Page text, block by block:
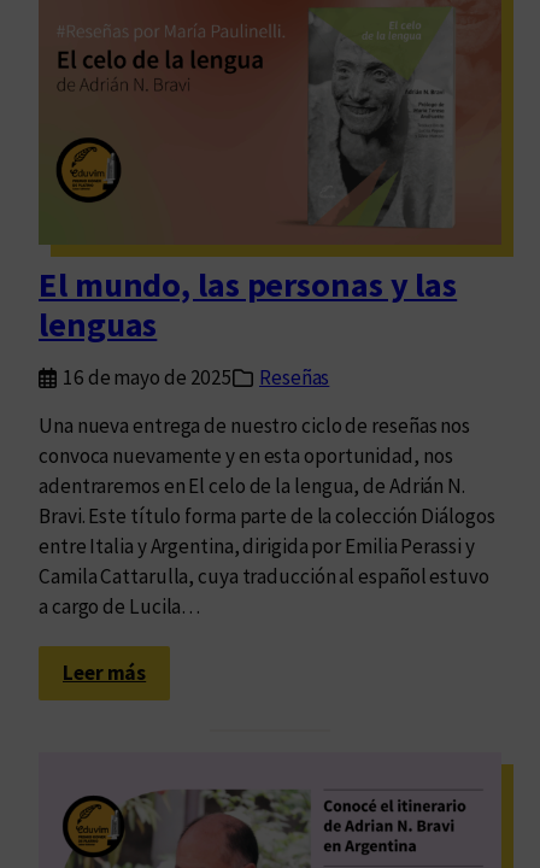
El mundo, las personas y las
lenguas
16 de mayo de 2025
Reseñas
Una nueva entrega de nuestro ciclo de reseñas nos
convoca nuevamente y en esta oportunidad, nos
adentraremos en El celo de la lengua, de Adrián N.
Bravi. Este título forma parte de la colección Diálogos
entre Italia y Argentina, dirigida por Emilia Perassi y
Camila Cattarulla, cuya traducción al español estuvo
a cargo de Lucila…
Leer más:
E
u
n